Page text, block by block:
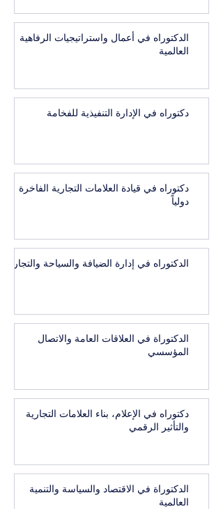
الدكتوراه في أعمال واستراتيجيات الرفاهية
العالمية
دكتوراه في الإدارة التنفيذية للفخامة
دكتوراه في قيادة العلامات التجارية الفاخرة
دولياً
الدكتوراه في إدارة الضيافة والسياحة والتجارب
الدكتوراة في العلاقات العامة والاتصال
المؤسسي
دكتوراه في الإعلام، بناء العلامات التجارية
والتأثير الرقمي
الدكتوراة في الاقتصاد والسياسة والتنمية
العالمية